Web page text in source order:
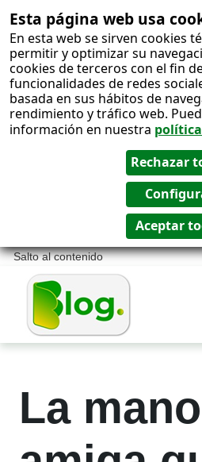
Esta página web usa
En esta web se sirven cookies
permitir y optimizar su
cookies de terceros con el fin
funcionalidades de redes
basada en sus hábitos de
rendimiento y tráfico web.
información en nuestra
Salto al contenido
La mano